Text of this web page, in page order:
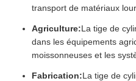
transport de matériaux
Agriculture:La tige de
dans les équipements
moissonneuses et les
Fabrication:La tige de